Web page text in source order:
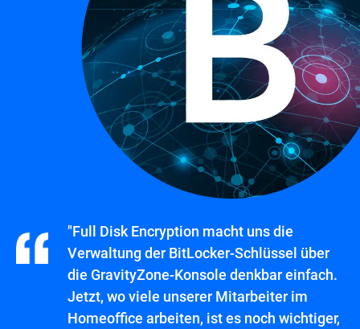
"Full Disk Encryption macht uns die
Verwaltung der BitLocker-Schlüssel über
die GravityZone-Konsole denkbar einfach.
Jetzt, wo viele unserer Mitarbeiter im
Homeoffice arbeiten, ist es noch wichtiger,